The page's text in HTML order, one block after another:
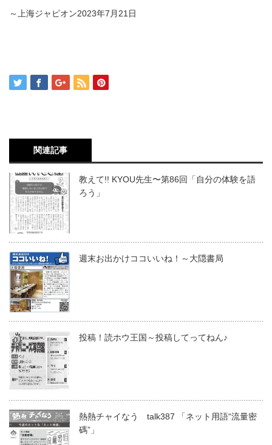
～上海ジャピオン2023年7月21日
関連記事
教えて!! KYOU先生〜第86回「自分の体験を語
ろう」
週末お出かけココいいね！～大隠書局
投稿！読ホウ王国～投稿してってねん♪
熱熱チャイなう talk387 「ネット用語“流量密
碼”」